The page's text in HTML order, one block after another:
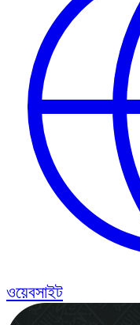
ওয়েবসাইট